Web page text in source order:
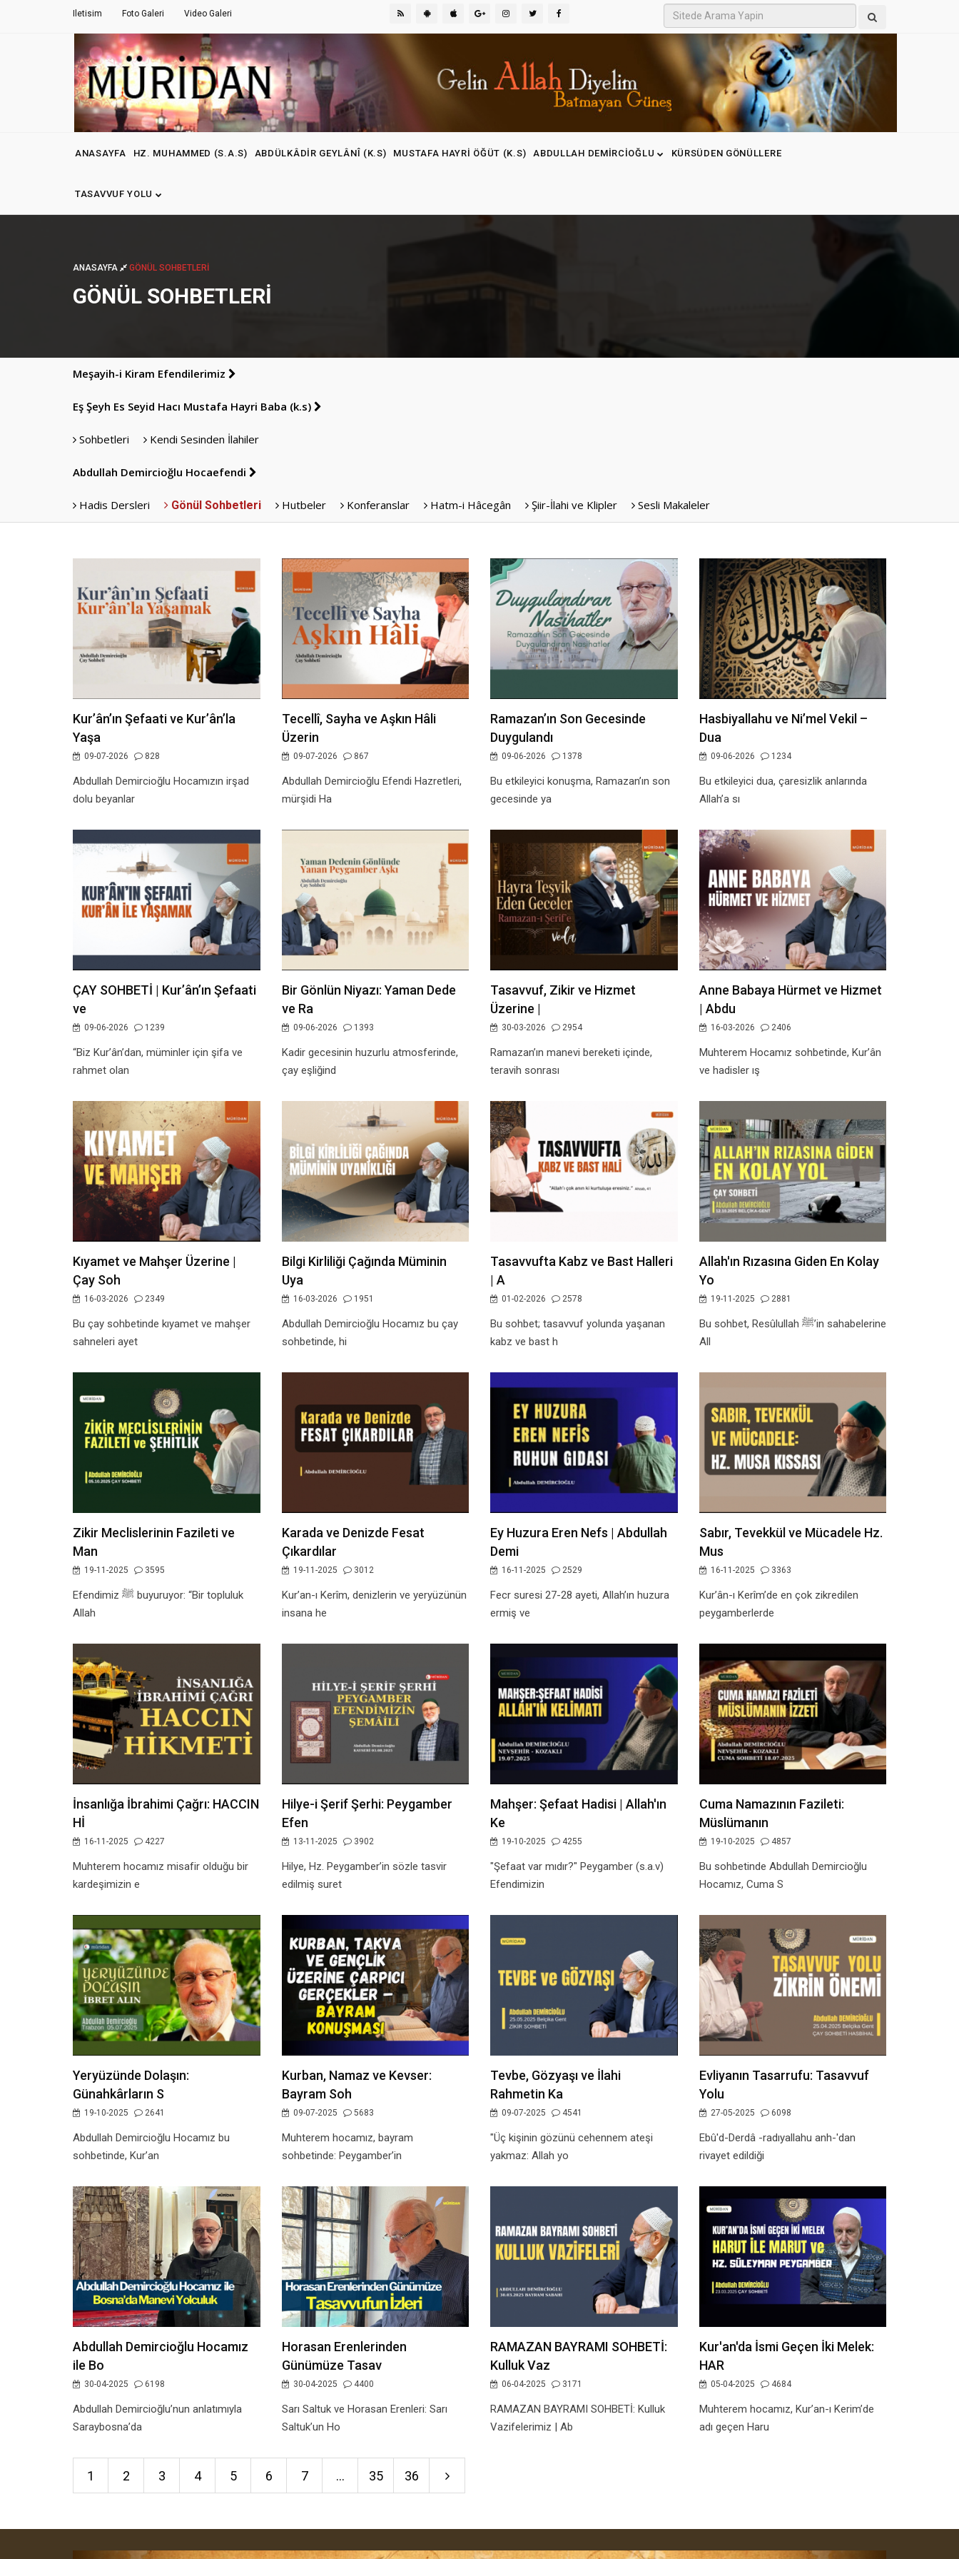
Iletisim Foto Galeri Video Galeri
ANASAYFA HZ. MUHAMMED (S.A.S) ABDÜLKÂDIR GEYLÂNÎ (K.S) MUSTAFA HAYRI ÖĞÜT (K.S) ABDULLAH DEMIRCIOĞLU KÜRSÜDEN GÖNÜLLERE
TASAVVUF YOLU
ANASAYFA GÖNÜL SOHBETLERI
GÖNÜL SOHBETLERI
Meşayih-i Kiram Efendilerimiz
Eş Şeyh Es Seyid Hacı Mustafa Hayri Baba (k.s)
Sohbetleri Kendi Sesinden İlahiler
Abdullah Demircioğlu Hocaefendi
Hadis Dersleri Gönül Sohbetleri Hutbeler Konferanslar Hatm-i Hâcegân Şiir-İlahi ve Klipler Sesli Makaleler
Kur’ân’ın Şefaati ve Kur’ân’la
Yaşa
09-07-2026 828
Abdullah Demircioğlu Hocamızın irşad
dolu beyanlar
Tecellî, Sayha ve Aşkın Hâli
Üzerin
09-07-2026 867
Abdullah Demircioğlu Efendi Hazretleri,
mürşidi Ha
Ramazan’ın Son Gecesinde
Duygulandı
09-06-2026 1378
Bu etkileyici konuşma, Ramazan’ın son
gecesinde ya
Hasbiyallahu ve Ni’mel Vekil –
Dua
09-06-2026 1234
Bu etkileyici dua, çaresizlik anlarında
Allah’a sı
ÇAY SOHBETİ | Kur’ân’ın Şefaati
ve
09-06-2026 1239
“Biz Kur’ân’dan, müminler için şifa ve
rahmet olan
Bir Gönlün Niyazı: Yaman Dede
ve Ra
09-06-2026 1393
Kadir gecesinin huzurlu atmosferinde,
çay eşliğind
Tasavvuf, Zikir ve Hizmet
Üzerine |
30-03-2026 2954
Ramazan’ın manevi bereketi içinde,
teravih sonrası
Anne Babaya Hürmet ve Hizmet
| Abdu
16-03-2026 2406
Muhterem Hocamız sohbetinde, Kur’ân
ve hadisler ış
Kıyamet ve Mahşer Üzerine |
Çay Soh
16-03-2026 2349
Bu çay sohbetinde kıyamet ve mahşer
sahneleri ayet
Bilgi Kirliliği Çağında Müminin
Uya
16-03-2026 1951
Abdullah Demircioğlu Hocamız bu çay
sohbetinde, hi
Tasavvufta Kabz ve Bast Halleri
| A
01-02-2026 2578
Bu sohbet; tasavvuf yolunda yaşanan
kabz ve bast h
Allah'ın Rızasına Giden En Kolay
Yo
19-11-2025 2881
Bu sohbet, Resûlullah ﷺ’in sahabelerine
All
Zikir Meclislerinin Fazileti ve
Man
19-11-2025 3595
Efendimiz ﷺ buyuruyor: “Bir topluluk
Allah
Karada ve Denizde Fesat
Çıkardılar
19-11-2025 3012
Kur’an-ı Kerîm, denizlerin ve yeryüzünün
insana he
Ey Huzura Eren Nefs | Abdullah
Demi
16-11-2025 2529
Fecr suresi 27-28 ayeti, Allah’ın huzura
ermiş ve
Sabır, Tevekkül ve Mücadele Hz.
Mus
16-11-2025 3363
Kur’ân-ı Kerîm’de en çok zikredilen
peygamberlerde
İnsanlığa İbrahimi Çağrı: HACCIN
Hİ
16-11-2025 4227
Muhterem hocamız misafir olduğu bir
kardeşimizin e
Hilye-i Şerif Şerhi: Peygamber
Efen
13-11-2025 3902
Hilye, Hz. Peygamber’in sözle tasvir
edilmiş suret
Mahşer: Şefaat Hadisi | Allah'ın
Ke
19-10-2025 4255
"Şefaat var mıdır?" Peygamber (s.a.v)
Efendimizin
Cuma Namazının Fazileti:
Müslümanın
19-10-2025 4857
Bu sohbetinde Abdullah Demircioğlu
Hocamız, Cuma S
Yeryüzünde Dolaşın:
Günahkârların S
19-10-2025 2641
Abdullah Demircioğlu Hocamız bu
sohbetinde, Kur’an
Kurban, Namaz ve Kevser:
Bayram Soh
09-07-2025 5683
Muhterem hocamız, bayram
sohbetinde: Peygamber’in
Tevbe, Gözyaşı ve İlahi
Rahmetin Ka
09-07-2025 4541
"Üç kişinin gözünü cehennem ateşi
yakmaz: Allah yo
Evliyanın Tasarrufu: Tasavvuf
Yolu
27-05-2025 6098
Ebû'd-Derdâ -radıyallahu anh-'dan
rivayet edildiği
Abdullah Demircioğlu Hocamız
ile Bo
30-04-2025 6198
Abdullah Demircioğlu’nun anlatımıyla
Saraybosna’da
Horasan Erenlerinden
Günümüze Tasav
30-04-2025 4400
Sarı Saltuk ve Horasan Erenleri: Sarı
Saltuk’un Ho
RAMAZAN BAYRAMI SOHBETİ:
Kulluk Vaz
06-04-2025 3171
RAMAZAN BAYRAMI SOHBETİ: Kulluk
Vazifelerimiz | Ab
Kur'an'da İsmi Geçen İki Melek:
HAR
05-04-2025 4684
Muhterem hocamız, Kur’an-ı Kerim’de
adı geçen Haru
1 2 3 4 5 6 7 ... 35 36